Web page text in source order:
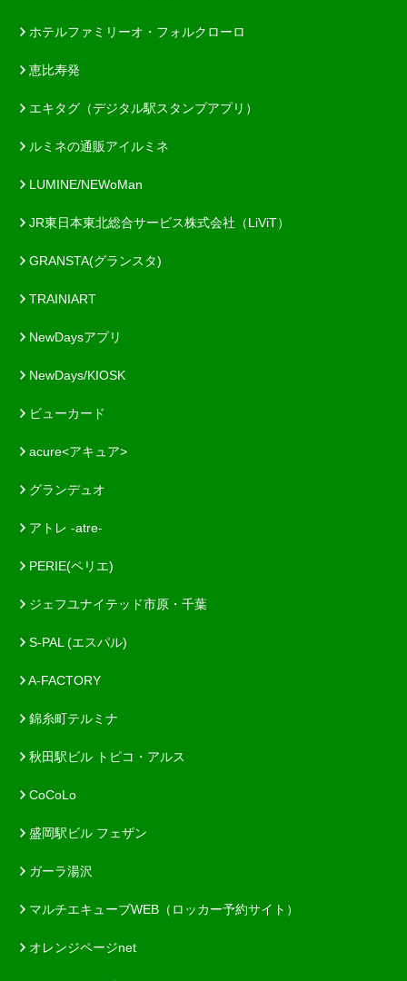
ホテルファミリーオ・フォルクローロ
恵比寿発
エキタグ（デジタル駅スタンプアプリ）
ルミネの通販アイルミネ
LUMINE/NEWoMan
JR東日本東北総合サービス株式会社（LiViT）
GRANSTA(グランスタ)
TRAINIART
NewDaysアプリ
NewDays/KIOSK
ビューカード
acure<アキュア>
グランデュオ
アトレ -atre-
PERIE(ペリエ)
ジェフユナイテッド市原・千葉
S-PAL (エスパル)
A-FACTORY
錦糸町テルミナ
秋田駅ビル トピコ・アルス
CoCoLo
盛岡駅ビル フェザン
ガーラ湯沢
マルチエキューブWEB（ロッカー予約サイト）
オレンジページnet